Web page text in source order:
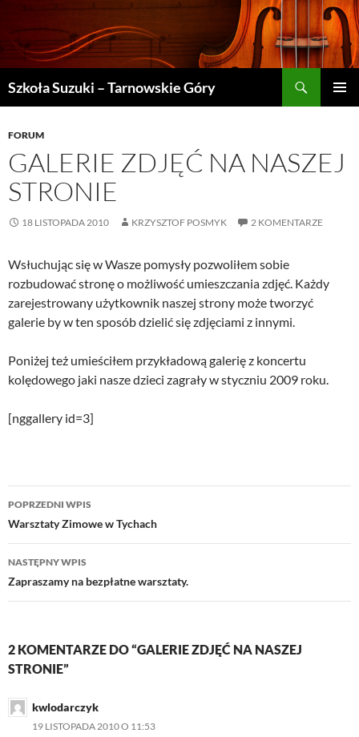
Szkoła Suzuki – Tarnowskie Góry
TREŚCI
FORUM
GALERIE ZDJĘĆ NA NASZEJ
STRONIE
18 LISTOPADA 2010 KRZYSZTOF POSMYK 2 KOMENTARZE
Wsłuchując się w Wasze pomysły pozwoliłem sobie
rozbudować stronę o możliwość umieszczania zdjęć. Każdy
zarejestrowany użytkownik naszej strony może tworzyć
galerie by w ten sposób dzielić się zdjęciami z innymi.
Poniżej też umieściłem przykładową galerię z koncertu
kolędowego jaki nasze dzieci zagrały w styczniu 2009 roku.
[nggallery id=3]
Nawigacja
wpisu
POPRZEDNI WPIS
Warsztaty Zimowe w Tychach
NASTĘPNY WPIS
Zapraszamy na bezpłatne warsztaty.
2 KOMENTARZE DO “GALERIE ZDJĘĆ NA NASZEJ
STRONIE”
kwlodarczyk
19 LISTOPADA 2010 O 11:53